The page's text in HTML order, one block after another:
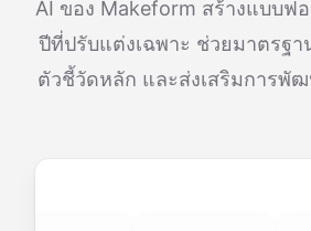
AI ของ Makeform สร้างแบบฟ
ปีที่ปรับแต่งเฉพาะ ช่วยมาตรฐา
ตัวชี้วัดหลัก และส่งเสริมการพั